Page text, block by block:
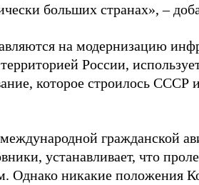
больших странах», –
на модернизацию
России,
которое строилось СССР
гражданской
устанавливает, что
Однако никакие положения